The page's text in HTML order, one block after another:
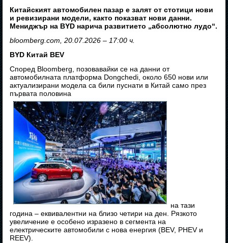
Китайският автомобилен пазар е залят от стотици нови
и ревизирани модели, както показват нови данни.
Мениджър на BYD нарича развитието „абсолютно лудо“.
bloomberg.com, 20.07.2026 – 17:00 ч.
BYD Китай BEV
Според Bloomberg, позовавайки се на данни от
автомобилната платформа Dongchedi, около 650 нови или
актуализирани модела са били пуснати в Китай само през
първата половина
на тази
година – еквивалентни на близо четири на ден. Рязкото
увеличение е особено изразено в сегмента на
електрическите автомобили с нова енергия (BEV, PHEV и
REEV).